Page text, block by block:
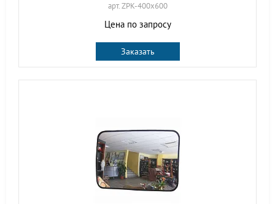
арт. ZPK-400х600
Цена по запросу
Заказать